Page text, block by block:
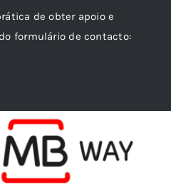
de obter apoio e
formulário de contacto: